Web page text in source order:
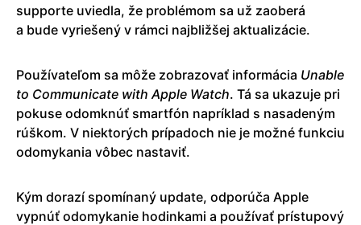
supporte uviedla, že problémom sa už zaoberá
a bude vyriešený v rámci najbližšej aktualizácie.
Používateľom sa môže zobrazovať informácia Unable
to Communicate with Apple Watch. Tá sa ukazuje pri
pokuse odomknúť smartfón napríklad s nasadeným
rúškom. V niektorých prípadoch nie je možné funkciu
odomykania vôbec nastaviť.
Kým dorazí spomínaný update, odporúča Apple
vypnúť odomykanie hodinkami a používať prístupový